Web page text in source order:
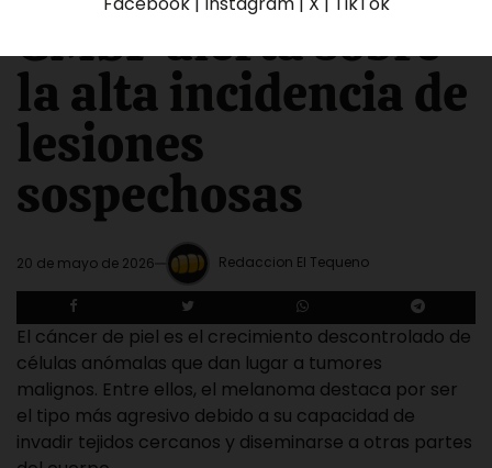
GMSP alerta sobre
la alta incidencia de
lesiones
sospechosas
20 de mayo de 2026 Redaccion El Tequeno
El cáncer de piel es el crecimiento descontrolado de
células anómalas que dan lugar a tumores
malignos. Entre ellos, el melanoma destaca por ser
el tipo más agresivo debido a su capacidad de
invadir tejidos cercanos y diseminarse a otras partes